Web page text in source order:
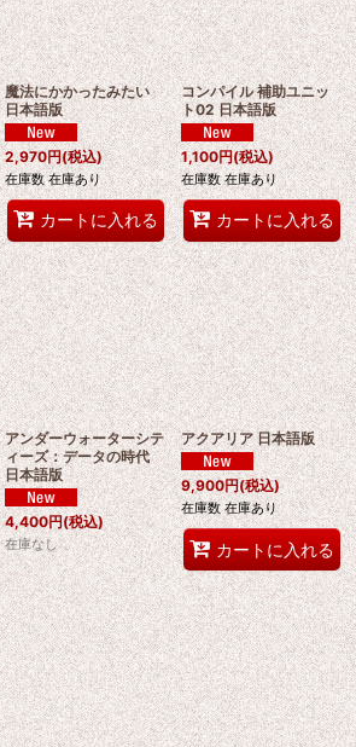
魔法にかかったみたい
日本語版
2,970円(税込)
在庫数 在庫あり
カートに入れる
コンパイル 補助ユニッ
ト02 日本語版
1,100円(税込)
在庫数 在庫あり
カートに入れる
アンダーウォーターシテ
ィーズ：データの時代
日本語版
4,400円(税込)
在庫なし
アクアリア 日本語版
9,900円(税込)
在庫数 在庫あり
カートに入れる